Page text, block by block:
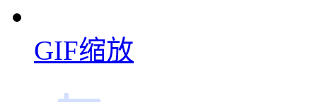
GIF缩放